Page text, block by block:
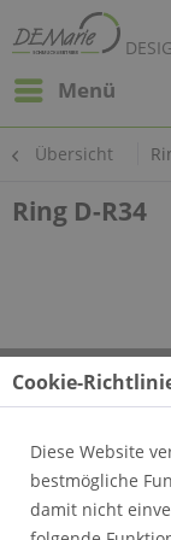
Menü
Übersicht
Ring D-R34
Cookie-
Diese Website
bestmögliche
damit nicht